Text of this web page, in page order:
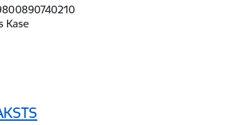
Kase